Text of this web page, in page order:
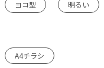
ヨコ型 明るい
A4チラシ